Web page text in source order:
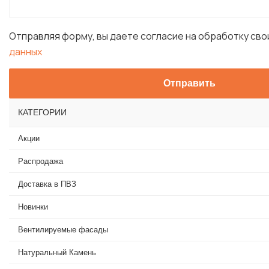
Отправляя форму, вы даете согласие на обработку
данных
КАТЕГОРИИ
Акции
Распродажа
Доставка в ПВЗ
Новинки
Вентилируемые фасады
Натуральный Камень